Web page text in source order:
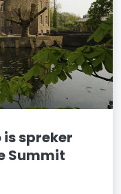
spreker
Summit